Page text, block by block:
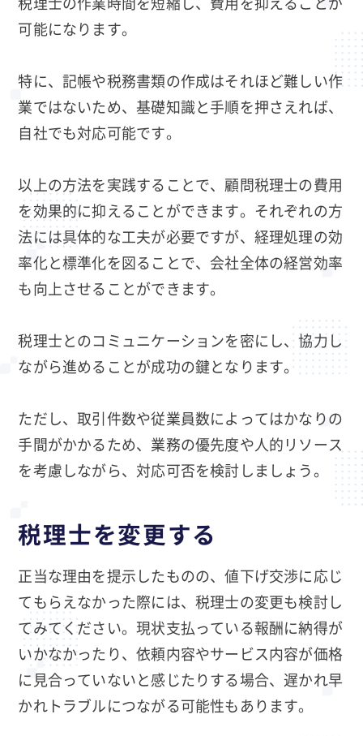
可能になります。
特に、記帳や税務書類の作成はそれほど難しい作
業ではないため、基礎知識と手順を押さえれば、
自社でも対応可能です。
以上の方法を実践することで、顧問税理士の費用
を効果的に抑えることができます。それぞれの方
法には具体的な工夫が必要ですが、経理処理の効
率化と標準化を図ることで、会社全体の経営効率
も向上させることができます。
税理士とのコミュニケーションを密にし、協力し
ながら進めることが成功の鍵となります。
ただし、取引件数や従業員数によってはかなりの
手間がかかるため、業務の優先度や人的リソース
を考慮しながら、対応可否を検討しましょう。
税理士を変更する
正当な理由を提示したものの、値下げ交渉に応じ
てもらえなかった際には、税理士の変更も検討し
てみてください。現状支払っている報酬に納得が
いかなかったり、依頼内容やサービス内容が価格
に見合っていないと感じたりする場合、遅かれ早
かれトラブルにつながる可能性もあります。